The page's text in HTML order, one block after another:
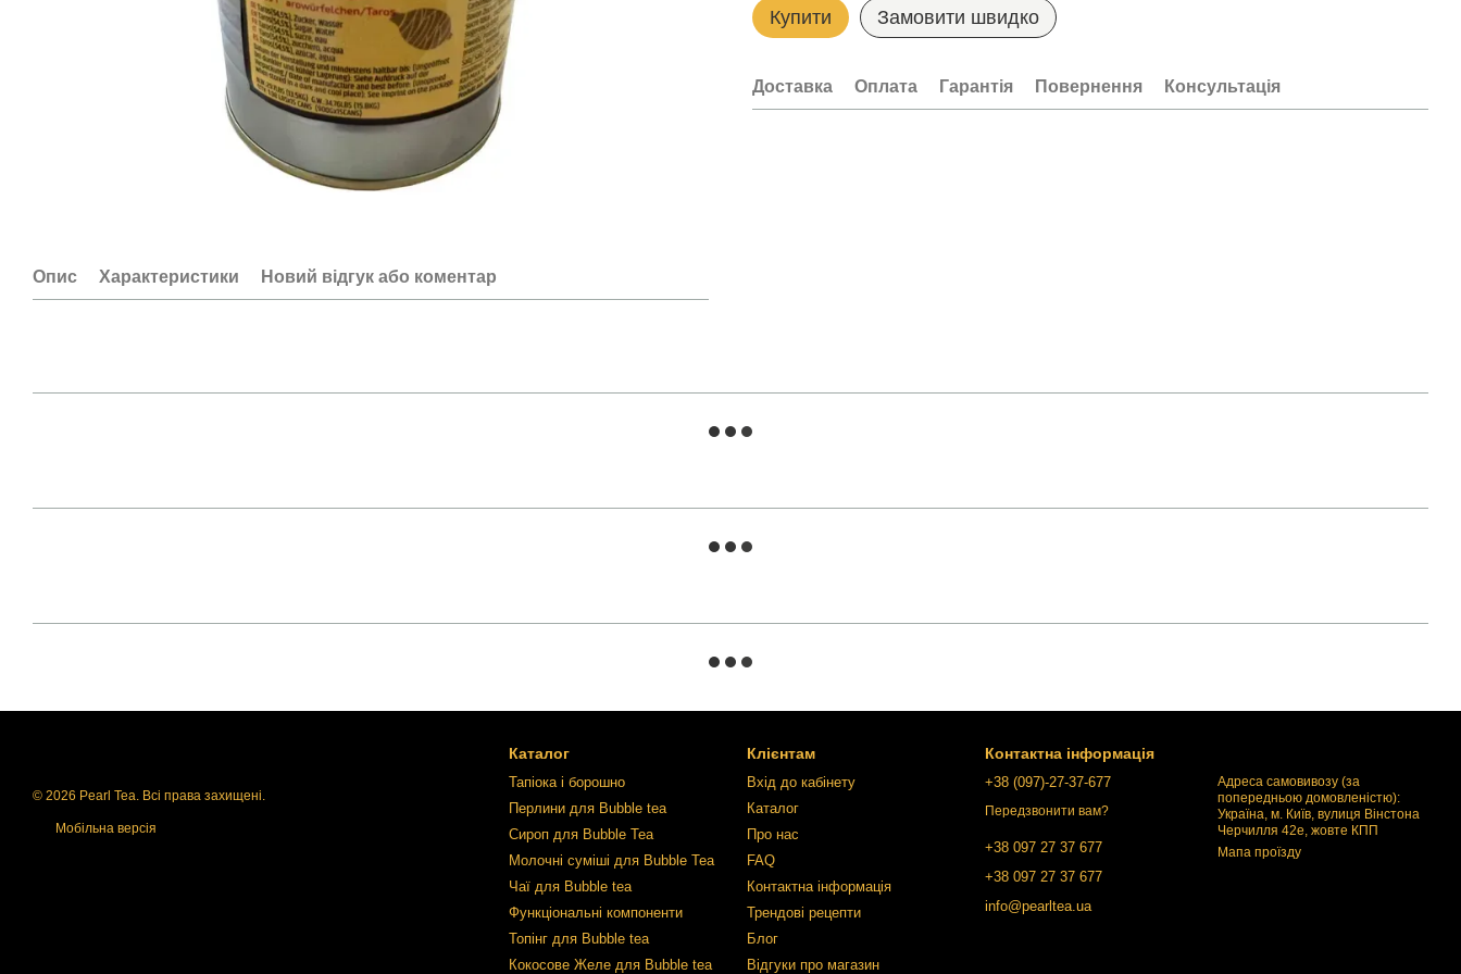
Опис Характеристики Новий відгук або коментар
Купити Замовити швидко
Доставка Оплата Гарантія Повернення Консультація
© 2026 Pearl Tea. Всі права захищені.
Мобільна версія
Каталог
Тапіока і борошно
Перлини для Bubble tea
Сироп для Bubble Tea
Молочні суміші для Bubble Tea
Чаї для Bubble tea
Функціональні компоненти
Топінг для Bubble tea
Кокосове Желе для Bubble tea
Клієнтам
Вхід до кабінету
Каталог
Про нас
FAQ
Контактна інформація
Трендові рецепти
Блог
Відгуки про магазин
Контактна інформація
+38 (097)-27-37-677
Передзвонити вам?
+38 097 27 37 677
+38 097 27 37 677
info@pearltea.ua
Адреса самовивозу (за
попередньою домовленістю):
Україна, м. Київ, вулиця Вінстона
Черчилля 42е, жовте КПП
Мапа проїзду